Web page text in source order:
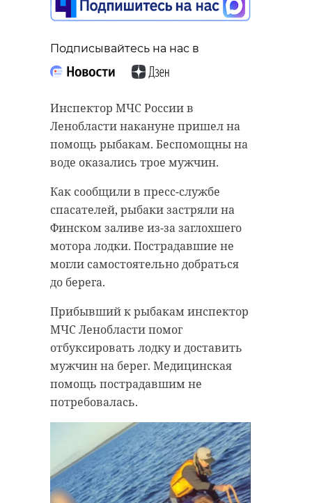
Подписывайтесь на нас в
Инспектор МЧС России в
Ленобласти накануне пришел на
помощь рыбакам. Беспомощны на
воде оказались трое мужчин.
Как сообщили в пресс-службе
спасателей, рыбаки застряли на
Финском заливе из-за заглохшего
мотора лодки. Пострадавшие не
могли самостоятельно добраться
до берега.
Прибывший к рыбакам инспектор
МЧС Ленобласти помог
отбуксировать лодку и доставить
мужчин на берег. Медицинская
помощь пострадавшим не
потребовалась.